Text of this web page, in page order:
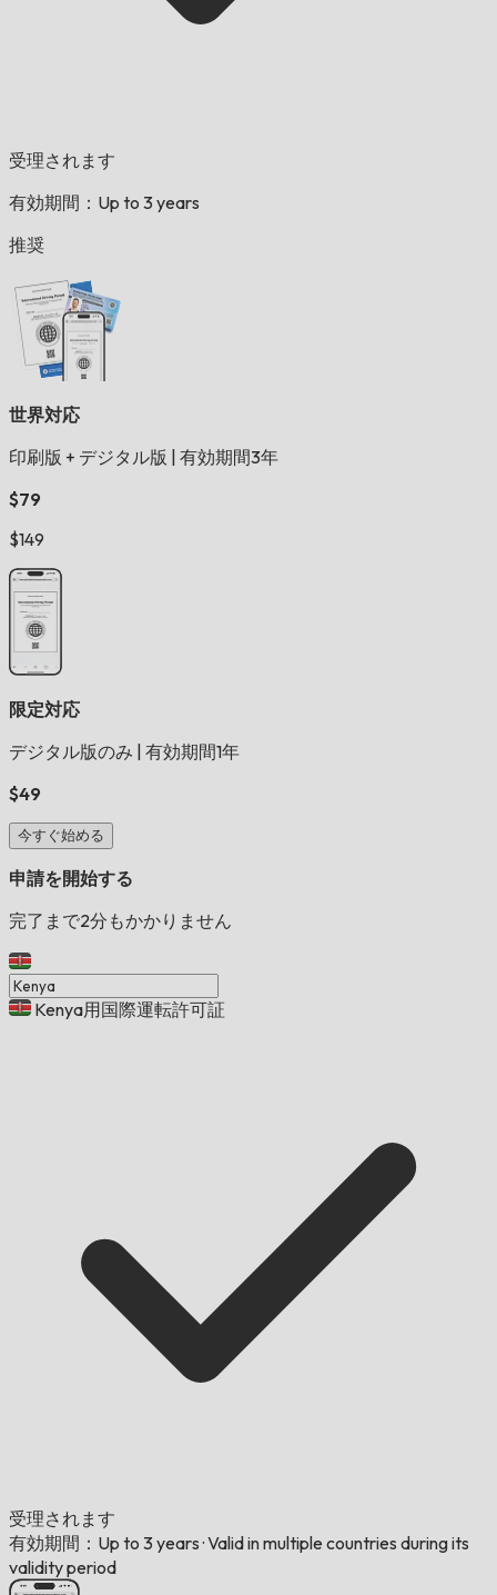
受理されます
有効期間：Up to 3 years
推奨
世界対応
印刷版 + デジタル版
有効期間3年
$79
$149
限定対応
デジタル版のみ 有効期間1年
$49
今すぐ始める
申請を開始する
完了まで2分もかかりません
Kenya用国際運転許可証
受理されます
有効期間：Up to 3 years ·Valid in multiple countries during its
validity period